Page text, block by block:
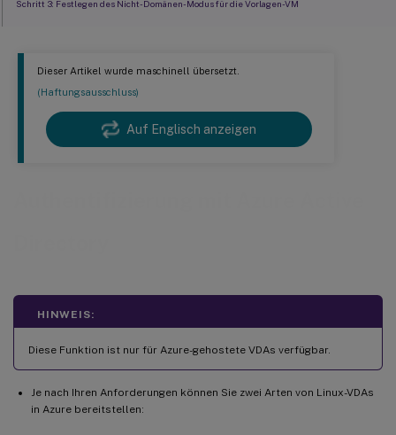
Dieser Artikel wurde maschinell übersetzt.
(Haftungsausschluss)
Auf Englisch anzeigen
HINWEIS:
Diese Funktion ist nur für Azure-gehostete VDAs verfügbar.
Je nach Ihren Anforderungen können Sie zwei Arten von Linux-VDAs
in Azure bereitstellen:
Schritt 3: Festlegen des Nicht-Domänen-Modus für die Vorlagen-VM
Schritt 5: Zuweisen von AAD-Benutzerkonten zu den Linux-VMs
Wechseln zum Anmeldemodus “AAD-Konto/Kennwort”